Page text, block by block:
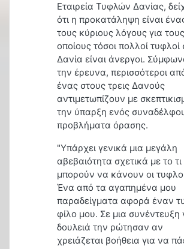
Εταιρεία Τυφλών Δανίας,
ότι η προκατάληψη είναι
τους κύριους λόγους για τους
οποίους τόσοι πολλοί τυφλοί
Δανία είναι άνεργοι.
την έρευνα, περισσότεροι
ένας στους τρεις Δανούς
αντιμετωπίζουν με
την ύπαρξη ενός
προβλήματα όρασης.
"Υπάρχει γενικά μια μεγάλη
αβεβαιότητα σχετικά με το τι
μπορούν να κάνουν οι
Ένα από τα αγαπημένα μου
παραδείγματα αφορά έναν
φίλο μου. Σε μια συνέντευξη
δουλειά την ρώτησαν αν
χρειάζεται βοήθεια για να